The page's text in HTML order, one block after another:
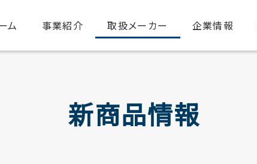
ム 事業紹介 取扱メーカー 企業情報
新商品情報